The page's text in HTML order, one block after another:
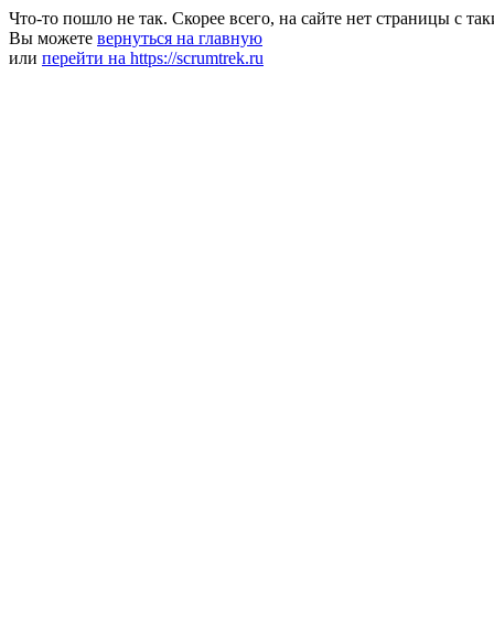
Что-то пошло не так. Скорее всего, на сайте нет страницы с
Вы можете вернуться на главную
или перейти на https://scrumtrek.ru